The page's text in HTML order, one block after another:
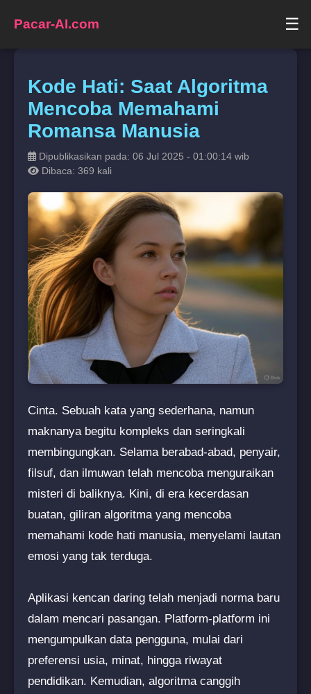
Pacar-AI.com ☰
Kode Hati: Saat Algoritma
Mencoba Memahami
Romansa Manusia
Dipublikasikan pada: 06 Jul 2025 - 01:00:14 wib
Dibaca: 369 kali
Cinta. Sebuah kata yang sederhana, namun
maknanya begitu kompleks dan seringkali
membingungkan. Selama berabad-abad, penyair,
filsuf, dan ilmuwan telah mencoba menguraikan
misteri di baliknya. Kini, di era kecerdasan
buatan, giliran algoritma yang mencoba
memahami kode hati manusia, menyelami lautan
emosi yang tak terduga.
Aplikasi kencan daring telah menjadi norma baru
dalam mencari pasangan. Platform-platform ini
mengumpulkan data pengguna, mulai dari
preferensi usia, minat, hingga riwayat
pendidikan. Kemudian, algoritma canggih